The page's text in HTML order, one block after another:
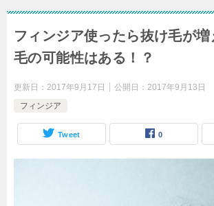
フィンジア使ったら抜け毛が
毛の可能性はある！？
更新日： 2017年9月17日 公開日： 2017年9月13日
フィンジア
Tweet 0